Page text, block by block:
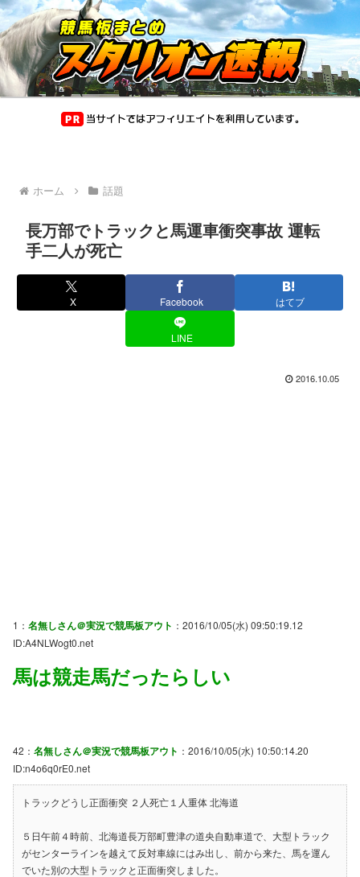
ホーム 話題
長万部でトラックと馬運車衝突事故 運転
手二人が死亡
X Facebook はてブ
LINE
2016.10.05
1： 名無しさん＠実況で競馬板アウト ：2016/10/05(水) 09:50:19.12
ID:A4NLWogt0.net
馬は競走馬だったらしい
42： 名無しさん＠実況で競馬板アウト ：2016/10/05(水) 10:50:14.20
ID:n4o6q0rE0.net
トラックどうし正面衝突 ２人死亡１人重体 北海道
５日午前４時前、北海道長万部町豊津の道央自動車道で、大型トラック
がセンターラインを越えて反対車線にはみ出し、前から来た、馬を運ん
でいた別の大型トラックと正面衝突しました。